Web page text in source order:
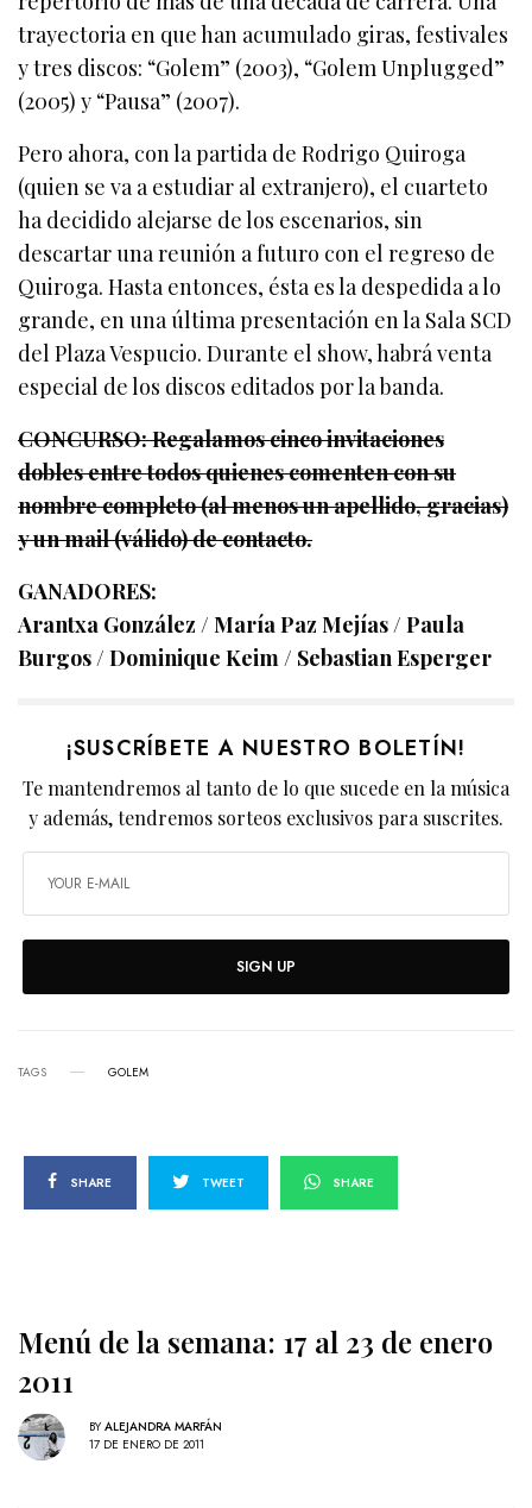
trayectoria en que han acumulado giras, festivales
y tres discos: “Golem” (2003), “Golem Unplugged”
(2005) y “Pausa” (2007).
Pero ahora, con la partida de Rodrigo Quiroga
(quien se va a estudiar al extranjero), el cuarteto
ha decidido alejarse de los escenarios, sin
descartar una reunión a futuro con el regreso de
Quiroga. Hasta entonces, ésta es la despedida a lo
grande, en una última presentación en la Sala SCD
del Plaza Vespucio. Durante el show, habrá venta
especial de los discos editados por la banda.
CONCURSO: Regalamos cinco invitaciones
dobles entre todos quienes comenten con su
nombre completo (al menos un apellido, gracias)
y un mail (válido) de contacto.
GANADORES:
Arantxa González / María Paz Mejías / Paula
Burgos / Dominique Keim / Sebastian Esperger
¡SUSCRÍBETE A NUESTRO BOLETÍN!
Te mantendremos al tanto de lo que sucede en la música
y además, tendremos sorteos exclusivos para suscrites.
SIGN UP
TAGS GOLEM
SHARE TWEET SHARE
Menú de la semana: 17 al 23 de enero
2011
BY ALEJANDRA MARFÁN
17 DE ENERO DE 2011